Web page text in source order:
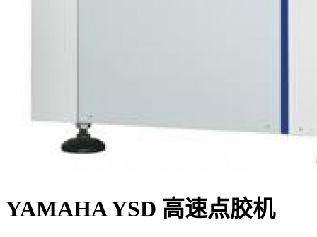
YAMAHA YSD 高速点胶机